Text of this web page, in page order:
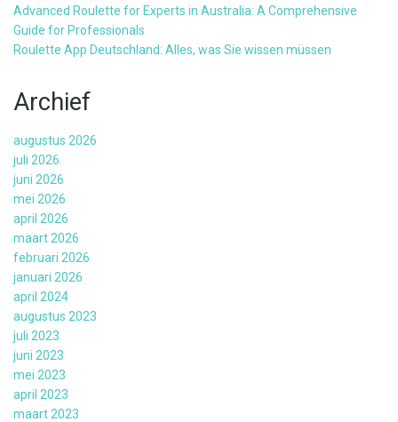
Advanced Roulette for Experts in Australia: A Comprehensive
Guide for Professionals
Roulette App Deutschland: Alles, was Sie wissen müssen
Archief
augustus 2026
juli 2026
juni 2026
mei 2026
april 2026
maart 2026
februari 2026
januari 2026
april 2024
augustus 2023
juli 2023
juni 2023
mei 2023
april 2023
maart 2023